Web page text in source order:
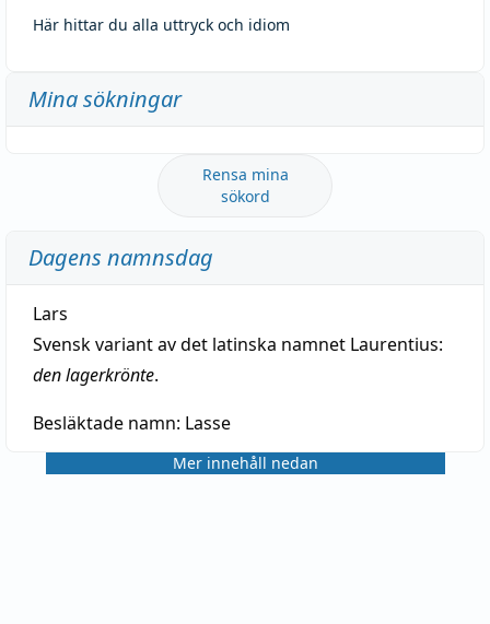
Här hittar du alla uttryck och idiom
Mina sökningar
Rensa mina
sökord
Dagens namnsdag
Lars
Svensk variant av det latinska namnet Laurentius:
den lagerkrönte.
Besläktade namn: Lasse
Mer innehåll nedan